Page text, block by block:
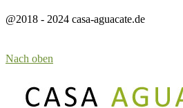
@2018 - 2024 casa-aguacate.de
Nach oben